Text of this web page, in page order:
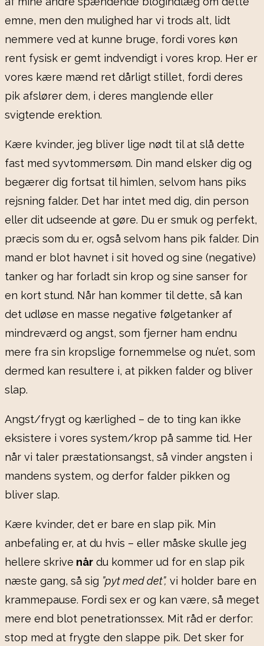
emne, men den mulighed har vi trods alt, lidt
nemmere ved at kunne bruge, fordi vores køn
rent fysisk er gemt indvendigt i vores krop. Her er
vores kære mænd ret dårligt stillet, fordi deres
pik afslører dem, i deres manglende eller
svigtende erektion.
Kære kvinder, jeg bliver lige nødt til at slå dette
fast med syvtommersøm. Din mand elsker dig og
begærer dig fortsat til himlen, selvom hans piks
rejsning falder. Det har intet med dig, din person
eller dit udseende at gøre. Du er smuk og perfekt,
præcis som du er, også selvom hans pik falder. Din
mand er blot havnet i sit hoved og sine (negative)
tanker og har forladt sin krop og sine sanser for
en kort stund. Når han kommer til dette, så kan
det udløse en masse negative følgetanker af
mindreværd og angst, som fjerner ham endnu
mere fra sin kropslige fornemmelse og nu’et, som
dermed kan resultere i, at pikken falder og bliver
slap.
Angst/frygt og kærlighed – de to ting kan ikke
eksistere i vores system/krop på samme tid. Her
når vi taler præstationsangst, så vinder angsten i
mandens system, og derfor falder pikken og
bliver slap.
Kære kvinder, det er bare en slap pik. Min
anbefaling er, at du hvis – eller måske skulle jeg
hellere skrive når du kommer ud for en slap pik
næste gang, så sig ”pyt med det”, vi holder bare en
krammepause. Fordi sex er og kan være, så meget
mere end blot penetrationssex. Mit råd er derfor:
stop med at frygte den slappe pik. Det sker for